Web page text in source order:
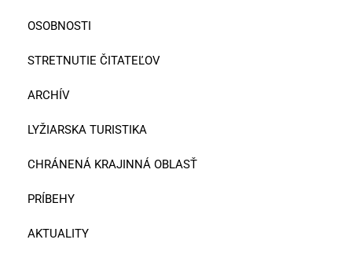
OSOBNOSTI
STRETNUTIE ČITATEĽOV
ARCHÍV
LYŽIARSKA TURISTIKA
CHRÁNENÁ KRAJINNÁ OBLASŤ
PRÍBEHY
AKTUALITY